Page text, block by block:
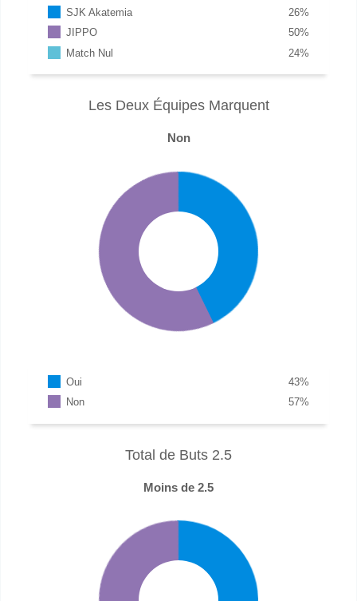
SJK Akatemia %
26
JIPPO
%
50
Match Nul
%
24
Les Deux Équipes Marquent
Non
Oui %
43
Non
%
57
Total de Buts 2.5
Moins de 2.5